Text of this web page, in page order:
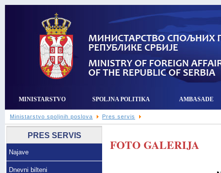
MINISTARSTVO SPOLJNA POLITIKA AMBASADE
Ministarstvo spoljnih poslova Pres servis
PRES SERVIS
Najave
Dnevni bilteni
FOTO GALERIJA